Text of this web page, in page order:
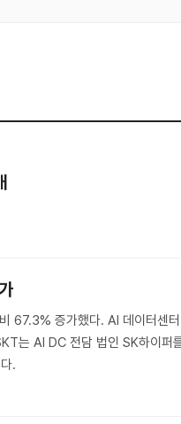
67.3% 증가했다. AI 데이터센터
는 AI DC 전담 법인 SK하이퍼
.